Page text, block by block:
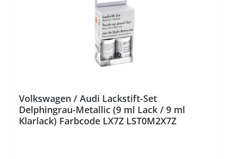
Volkswagen / Audi Lackstift-Set
Delphingrau-Metallic (9 ml Lack / 9 ml
Klarlack) Farbcode LX7Z LST0M2X7Z